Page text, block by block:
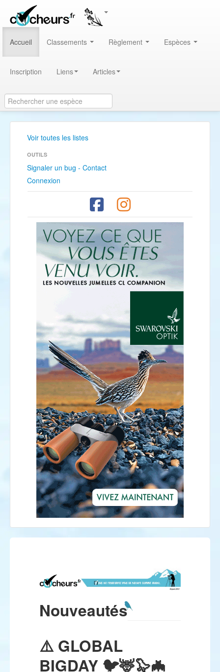
Accueil Classements Règlement Espèces
Inscription Liens Articles
Voir toutes les listes
OUTILS
Signaler un bug - Contact
Connexion
Nouveautés
⚠️ GLOBAL
BIGDAY 🐦🦌🦭🦇